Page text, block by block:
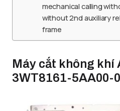
mechanical calling
without 2nd auxiliary
frame
Máy cắt không khí
3WT8161-5AA00-